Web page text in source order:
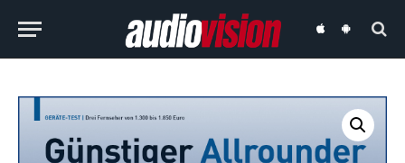
audiovisionaudiovision